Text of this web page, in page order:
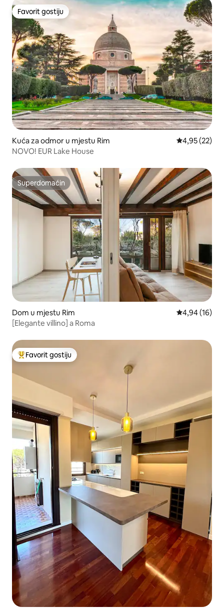
Favorit gostiju
Favorit gostiju
Kuća za odmor u mjestu Rim Prosječna
4,95 (22)
NOVO! EUR Lake House
Superdomaćin
Superdomaćin
Dom u mjestu Rim Prosječna
4,94 (16)
[Elegante villino] a Roma
Glavni favorit gostiju
Favorit gostiju